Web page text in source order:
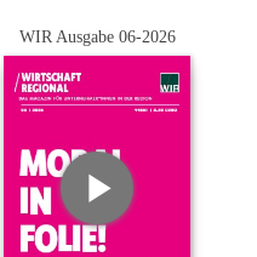
WIR Ausgabe 06-2026